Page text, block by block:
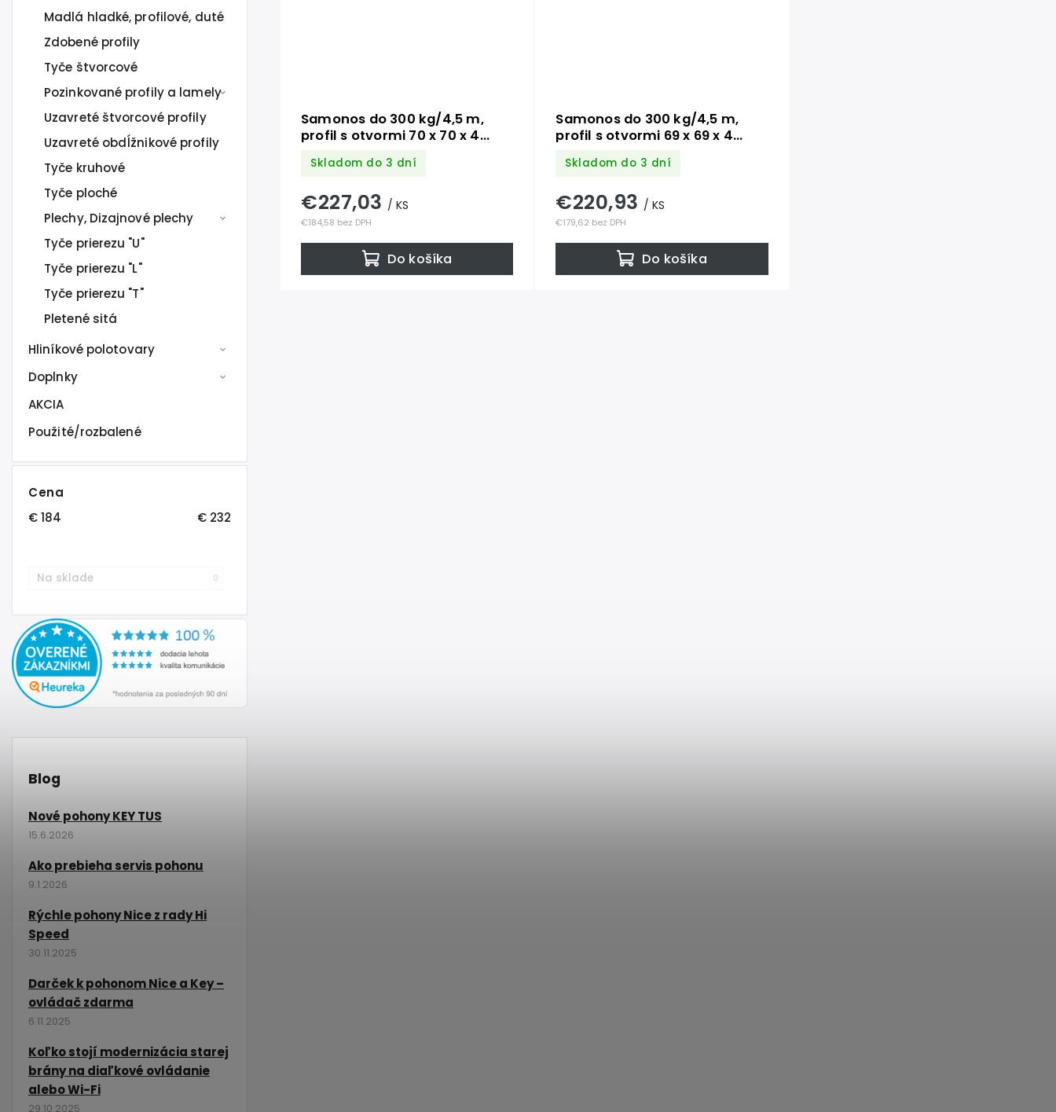
Madlá hladké, profilové, duté
Zdobené profily
Tyče štvorcové
Pozinkované profily a lamely
Uzavreté štvorcové profily
Uzavreté obdĺžnikové profily
Tyče kruhové
Tyče ploché
Plechy, Dizajnové plechy
Tyče prierezu "U"
Tyče prierezu "L"
Tyče prierezu "T"
Pletené sitá
Hliníkové polotovary
Doplnky
AKCIA
Použité/rozbalené
Cena
€184 € 232
Na sklade 0
Blog
Nové pohony KEY TUS
15.6.2026
Ako prebieha servis pohonu
9.1.2026
Rýchle pohony Nice z rady Hi
Speed
30.11.2025
Darček k pohonom Nice a Key –
ovládač zdarma
6.11.2025
Koľko stojí modernizácia starej
brány na diaľkové ovládanie
alebo Wi-Fi
29.10.2025
Samonos do 300 kg/4,5 m,
profil s otvormi 70 x 70 x 4
Skladom do 3 dní
€184,58 bez DPH
€227,03 / KS
Do košíka
Samonos do 300 kg/4,5 m,
profil s otvormi 69 x 69 x 4
Skladom do 3 dní
€179,62 bez DPH
€220,93/ KS
Do košíka